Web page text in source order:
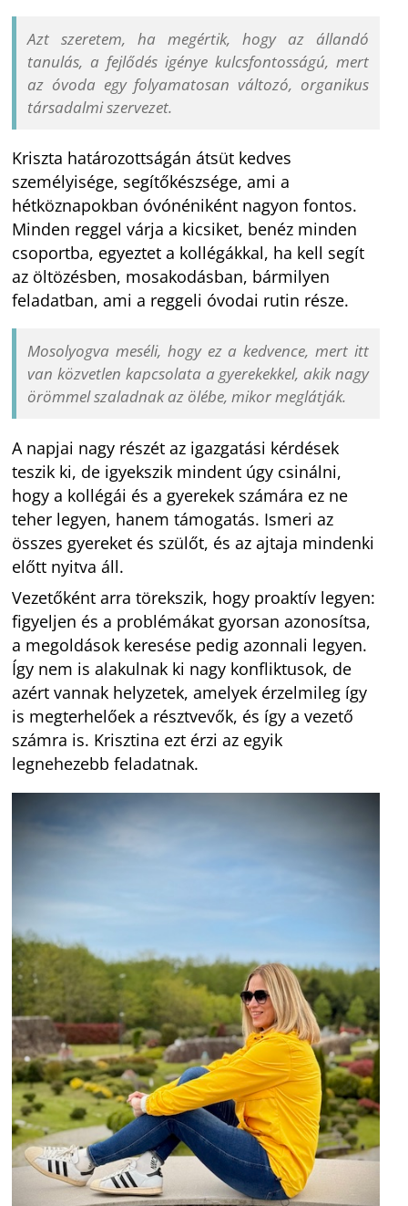
Azt szeretem, ha megértik, hogy az állandó
tanulás, a fejlődés igénye kulcsfontosságú, mert
az óvoda egy folyamatosan változó, organikus
társadalmi szervezet.
Kriszta határozottságán átsüt kedves
személyisége, segítőkészsége, ami a
hétköznapokban óvónéniként nagyon fontos.
Minden reggel várja a kicsiket, benéz minden
csoportba, egyeztet a kollégákkal, ha kell segít
az öltözésben, mosakodásban, bármilyen
feladatban, ami a reggeli óvodai rutin része.
Mosolyogva meséli, hogy ez a kedvence, mert itt
van közvetlen kapcsolata a gyerekekkel, akik nagy
örömmel szaladnak az ölébe, mikor meglátják.
A napjai nagy részét az igazgatási kérdések
teszik ki, de igyekszik mindent úgy csinálni,
hogy a kollégái és a gyerekek számára ez ne
teher legyen, hanem támogatás. Ismeri az
összes gyereket és szülőt, és az ajtaja mindenki
előtt nyitva áll.
Vezetőként arra törekszik, hogy proaktív legyen:
figyeljen és a problémákat gyorsan azonosítsa,
a megoldások keresése pedig azonnali legyen.
Így nem is alakulnak ki nagy konfliktusok, de
azért vannak helyzetek, amelyek érzelmileg így
is megterhelőek a résztvevők, és így a vezető
számra is. Krisztina ezt érzi az egyik
legnehezebb feladatnak.